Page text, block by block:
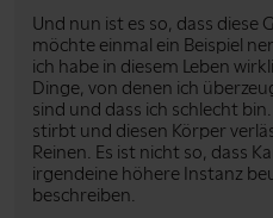
Und nun ist es so, dass diese
möchte einmal ein Beispiel
ich habe in diesem Leben
Dinge, von denen ich
sind und dass ich schlecht
stirbt und diesen Körper
Reinen. Es ist nicht so, dass
irgendeine höhere Instanz
beschreiben.